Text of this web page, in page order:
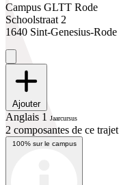
Campus GLTT Rode
Schoolstraat 2
1640 Sint-Genesius-Rode
Ajouter
Anglais 1 Jaarcursus
2 composantes de ce trajet
100% sur le campus